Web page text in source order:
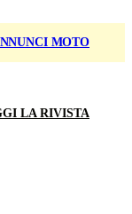
MOTO
LA RIVISTA